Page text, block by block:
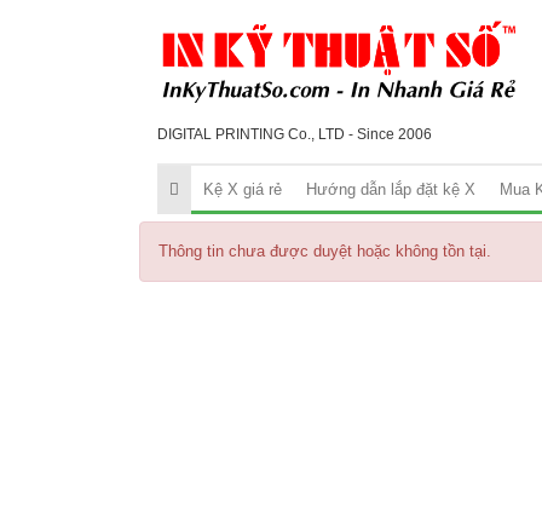
DIGITAL PRINTING Co., LTD - Since 2006
Kệ X giá rẻ Hướng dẫn lắp đặt kệ X Mua
Thông tin chưa được duyệt hoặc không tồn tại.